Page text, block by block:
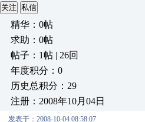
关注 私信
精华：0帖
求助：0帖
帖子：1帖 | 26回
年度积分：0
历史总积分：29
注册：2008年10月04日
发表于：2008-10-04 08:58:07